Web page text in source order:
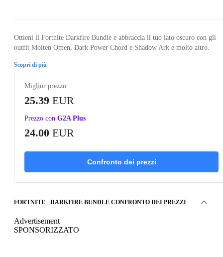
Ottieni il Fortnite Darkfire Bundle e abbraccia il tuo lato oscuro con gli
outfit Molten Omen, Dark Power Chord e Shadow Ark e molto altro.
Scopri di più
Miglior prezzo
25.39 EUR
Prezzo con G2A Plus
24.00 EUR
Confronto dei prezzi
FORTNITE - DARKFIRE BUNDLE CONFRONTO DEI PREZZI
Advertisement
SPONSORIZZATO